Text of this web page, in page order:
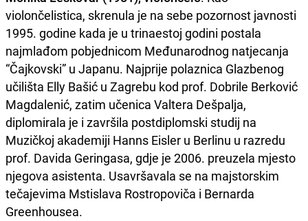
violončelistica, skrenula je na sebe pozornost javnosti
1995. godine kada je u trinaestoj godini postala
najmlađom pobjednicom Međunarodnog natjecanja
“Čajkovski” u Japanu. Najprije polaznica Glazbenog
učilišta Elly Bašić u Zagrebu kod prof. Dobrile Berković
Magdalenić, zatim učenica Valtera Dešpalja,
diplomirala je i završila postdiplomski studij na
Muzičkoj akademiji Hanns Eisler u Berlinu u razredu
prof. Davida Geringasa, gdje je 2006. preuzela mjesto
njegova asistenta. Usavršavala se na majstorskim
tečajevima Mstislava Rostropoviča i Bernarda
Greenhousea.